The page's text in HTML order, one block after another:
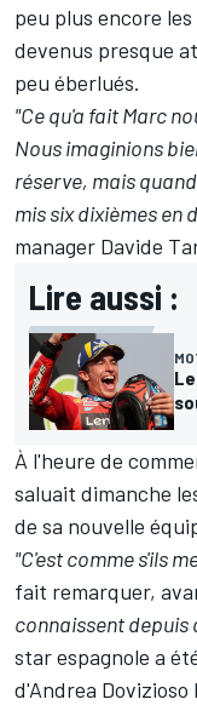
peu plus encore
devenus presque
peu éberlués.
"Ce qu'a fait Marc
Nous imaginions
réserve, mais
mis six dixièmes en
manager Davide
Lire aussi :
À l'heure de
saluait dimanche
de sa nouvelle
"C'est comme s'ils
fait remarquer,
connaissent depuis
star espagnole a
d'Andrea Dovizioso